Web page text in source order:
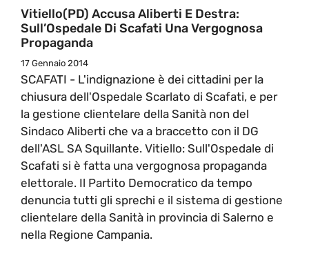
Vitiello(PD) Accusa Aliberti E Destra:
Sull’Ospedale Di Scafati Una Vergognosa
Propaganda
17 Gennaio 2014
SCAFATI - L'indignazione è dei cittadini per la
chiusura dell'Ospedale Scarlato di Scafati, e per
la gestione clientelare della Sanità non del
Sindaco Aliberti che va a braccetto con il DG
dell'ASL SA Squillante. Vitiello: Sull'Ospedale di
Scafati si è fatta una vergognosa propaganda
elettorale. Il Partito Democratico da tempo
denuncia tutti gli sprechi e il sistema di gestione
clientelare della Sanità in provincia di Salerno e
nella Regione Campania.